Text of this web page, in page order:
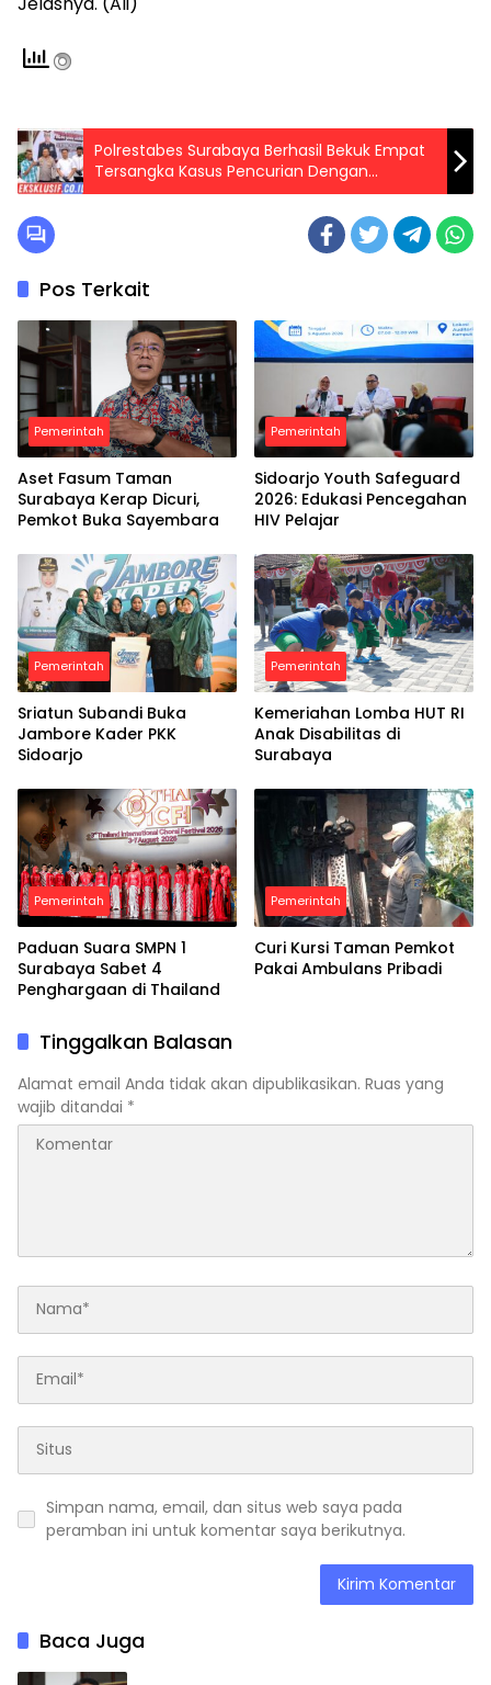
Polrestabes Surabaya Berhasil Bekuk Empat
Tersangka Kasus Pencurian Dengan
Kekerasan Dan Mengembalikan Mobil Milik
Pos Terkait
Pemerintah
Aset Fasum Taman
Surabaya Kerap Dicuri,
Pemkot Buka Sayembara
Pemerintah
Sidoarjo Youth Safeguard
2026: Edukasi Pencegahan
HIV Pelajar
Pemerintah
Sriatun Subandi Buka
Jambore Kader PKK
Sidoarjo
Pemerintah
Kemeriahan Lomba HUT RI
Anak Disabilitas di
Surabaya
Pemerintah
Paduan Suara SMPN 1
Surabaya Sabet 4
Penghargaan di Thailand
Pemerintah
Curi Kursi Taman Pemkot
Pakai Ambulans Pribadi
Tinggalkan Balasan
Alamat email Anda tidak akan dipublikasikan. Ruas yang
wajib ditandai *
Simpan nama, email, dan situs web saya pada
peramban ini untuk komentar saya berikutnya.
Baca Juga